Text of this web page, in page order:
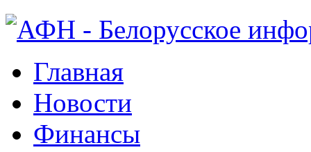
Главная
Новости
Финансы